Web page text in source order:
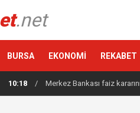
.net
BURSA EKONOMİ REKABET
10:18 / Merkez Bankası faiz